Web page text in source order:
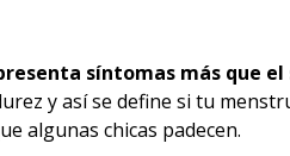
síntomas más que
y así se define si tu
algunas chicas padecen.